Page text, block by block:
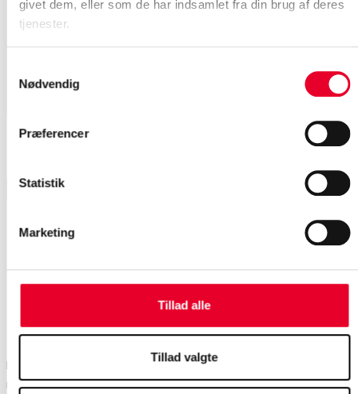
givet dem, eller som de har indsamlet fra din brug af deres
tjenester.
Nødvendig
Præferencer
Statistik
Marketing
Tillad alle
Tillad valgte
Læs også: Hvad er Unified Namespace?
Ignition Module
Problemfri integration med SCADA
HighByte Intelligence Hub har nu problemfri integration
med Ignition, en softwareplatform, der bruges til SCADA